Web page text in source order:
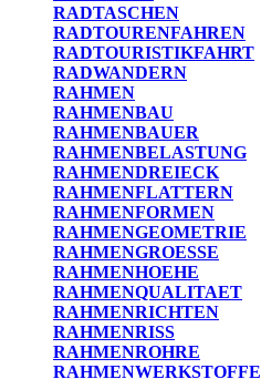
RADTASCHEN
RADTOURENFAHREN
RADTOURISTIKFAHRT
RADWANDERN
RAHMEN
RAHMENBAU
RAHMENBAUER
RAHMENBELASTUNG
RAHMENDREIECK
RAHMENFLATTERN
RAHMENFORMEN
RAHMENGEOMETRIE
RAHMENGROESSE
RAHMENHOEHE
RAHMENQUALITAET
RAHMENRICHTEN
RAHMENRISS
RAHMENROHRE
RAHMENWERKSTOFFE